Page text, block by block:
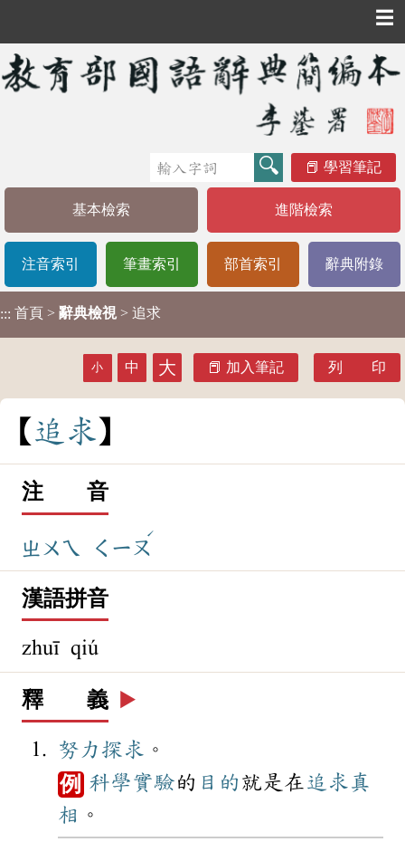
☰
學習筆記
基本檢索 進階檢索
注音索引 筆畫索引 部首索引 辭典附錄
::: 首頁 > 辭典檢視 > 追求
小 中 大 加入筆記 列 印
追 求
注 音
ㄓㄨㄟ ㄑㄧㄡ
ˊ
漢語拼音
zhuī qiú
釋 義 ▶️
努力探求 。
例 科學實驗的 目的 就是在追求真
相 。